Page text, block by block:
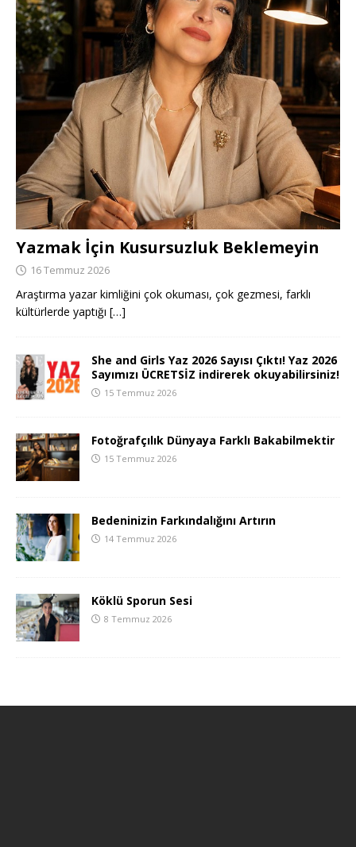
Yazmak İçin Kusursuzluk Beklemeyin
16 Temmuz 2026
Araştırma yazar kimliğini çok okuması, çok gezmesi, farklı
kültürlerde yaptığı […]
She and Girls Yaz 2026 Sayısı Çıktı! Yaz 2026
Sayımızı ÜCRETSİZ indirerek okuyabilirsiniz!
15 Temmuz 2026
Fotoğrafçılık Dünyaya Farklı Bakabilmektir
15 Temmuz 2026
Bedeninizin Farkındalığını Artırın
14 Temmuz 2026
Köklü Sporun Sesi
8 Temmuz 2026